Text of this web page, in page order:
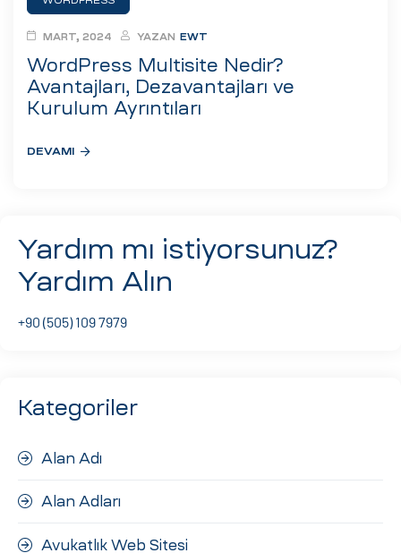
Aday
WordPress Multisite Nedir?
Avantajları, Dezavantajları ve
Kurulum Ayrıntıları
MART, 2024 YAZAN EWT
DEVAMI
Yardım mı istiyorsunuz?
Yardım Alın
+90 (505) 109 7979
Kategoriler
Alan Adı
Alan Adları
Avukatlık Web Sitesi